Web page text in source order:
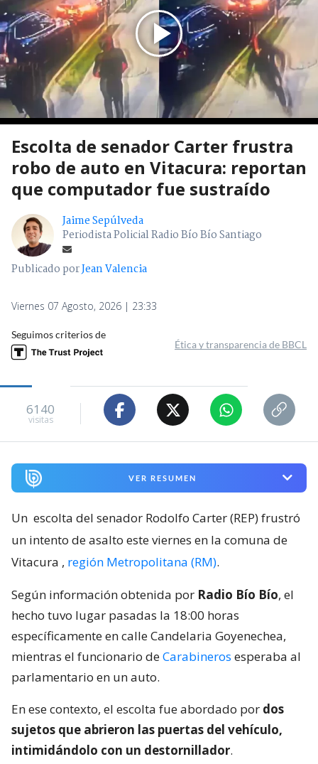
Escolta de senador Carter frustra
robo de auto en Vitacura: reportan
que computador fue sustraído
Jaime Sepúlveda
Periodista Policial Radio Bío Bío Santiago
Publicado porJean Valencia
Viernes 07 Agosto, 2026 | 23:33
Seguimos criterios de
Ética y transparencia de BBCL
6140
visitas
VER RESUMEN
Un escolta del senador Rodolfo Carter (REP) frustró
un intento de asalto este viernes en la comuna de
Vitacura , región Metropolitana (RM).
Según información obtenida por Radio Bío Bío, el
hecho tuvo lugar pasadas la 18:00 horas
específicamente en calle Candelaria Goyenechea,
mientras el funcionario deCarabineros esperaba al
parlamentario en un auto.
En ese contexto, el escolta fue abordado por dos
sujetos que abrieron las puertas del vehículo,
intimidándolo con un destornillador.